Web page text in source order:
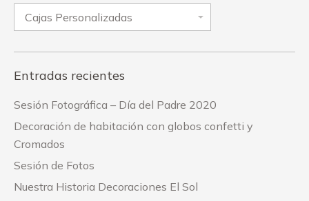
Entradas recientes
Sesión Fotográfica – Día del Padre 2020
Decoración de habitación con globos confetti y
Cromados
Sesión de Fotos
Nuestra Historia Decoraciones El Sol